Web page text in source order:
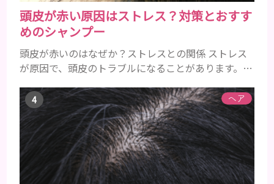
頭皮が赤い原因はストレス？対策とおすす
めのシャンプー
頭皮が赤いのはなぜか？ストレスとの関係 ストレス
が原因で、頭皮のトラブルになることがあります。頭
トレス ストレスを多く感じると、交感神経が優位に
働きます。そのため、皮脂の分泌量が増えて炎症が起
きやすくなります。さらに、血行不良になり栄養が行
き届きません。ストレス解消は、頭皮の健康に大切
です。 アトピー性皮膚炎 頭皮が赤い状態は、アトピ
ー皮膚炎の可能...
ヘア